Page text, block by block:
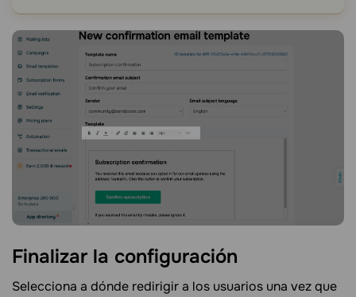
Finalizar la configuración
Selecciona a dónde redirigir a los usuarios una vez que